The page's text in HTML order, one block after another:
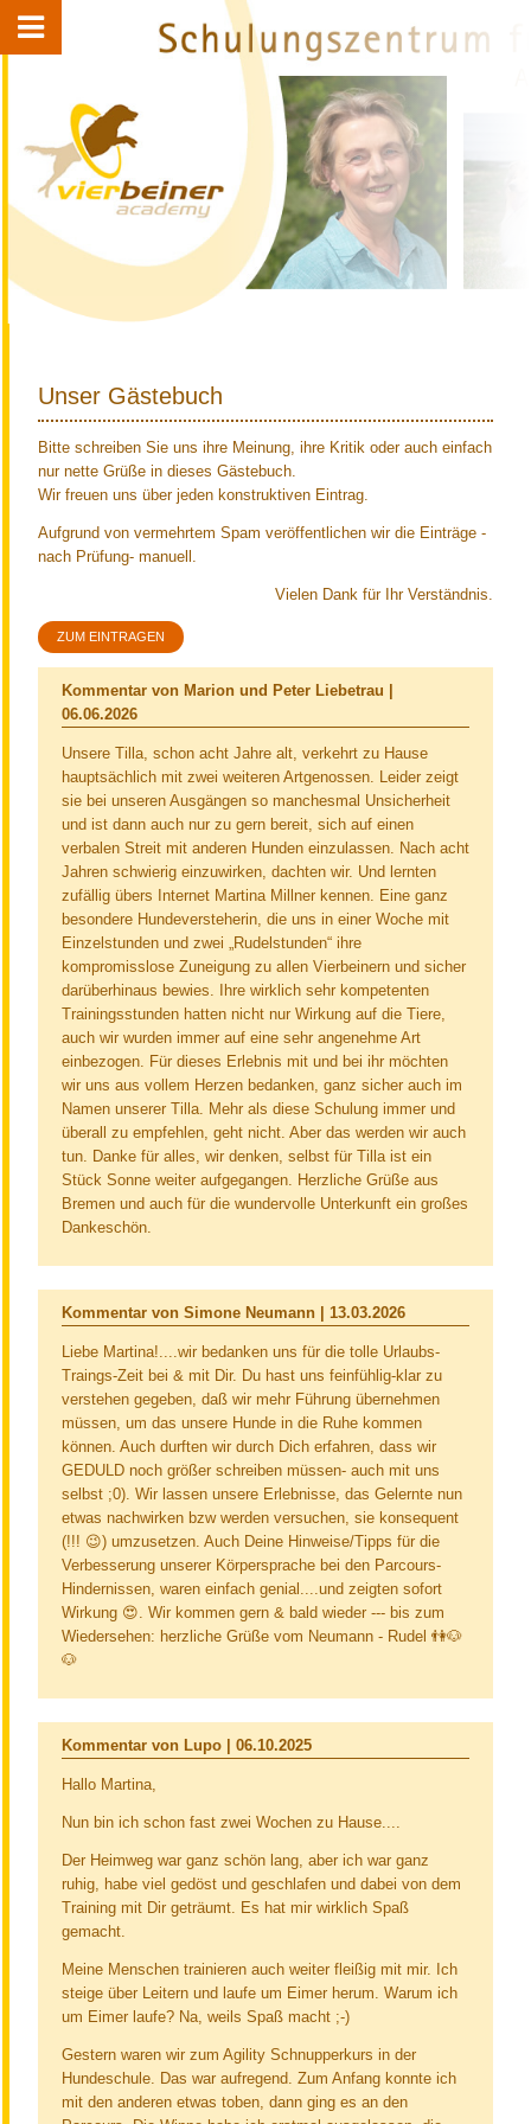
Unser Gästebuch
Bitte schreiben Sie uns ihre Meinung, ihre Kritik oder auch einfach
nur nette Grüße in dieses Gästebuch.
Wir freuen uns über jeden konstruktiven Eintrag.
Aufgrund von vermehrtem Spam veröffentlichen wir die Einträge -
nach Prüfung- manuell.
Vielen Dank für Ihr Verständnis.
ZUM EINTRAGEN
Kommentar von Marion und Peter Liebetrau |
06.06.2026
Unsere Tilla, schon acht Jahre alt, verkehrt zu Hause
hauptsächlich mit zwei weiteren Artgenossen. Leider zeigt
sie bei unseren Ausgängen so manchesmal Unsicherheit
und ist dann auch nur zu gern bereit, sich auf einen
verbalen Streit mit anderen Hunden einzulassen. Nach acht
Jahren schwierig einzuwirken, dachten wir. Und lernten
zufällig übers Internet Martina Millner kennen. Eine ganz
besondere Hundeversteherin, die uns in einer Woche mit
Einzelstunden und zwei „Rudelstunden“ ihre
kompromisslose Zuneigung zu allen Vierbeinern und sicher
darüberhinaus bewies. Ihre wirklich sehr kompetenten
Trainingsstunden hatten nicht nur Wirkung auf die Tiere,
auch wir wurden immer auf eine sehr angenehme Art
einbezogen. Für dieses Erlebnis mit und bei ihr möchten
wir uns aus vollem Herzen bedanken, ganz sicher auch im
Namen unserer Tilla. Mehr als diese Schulung immer und
überall zu empfehlen, geht nicht. Aber das werden wir auch
tun. Danke für alles, wir denken, selbst für Tilla ist ein
Stück Sonne weiter aufgegangen. Herzliche Grüße aus
Bremen und auch für die wundervolle Unterkunft ein großes
Dankeschön.
Kommentar von Simone Neumann | 13.03.2026
Liebe Martina!....wir bedanken uns für die tolle Urlaubs-
Traings-Zeit bei & mit Dir. Du hast uns feinfühlig-klar zu
verstehen gegeben, daß wir mehr Führung übernehmen
müssen, um das unsere Hunde in die Ruhe kommen
können. Auch durften wir durch Dich erfahren, dass wir
GEDULD noch größer schreiben müssen- auch mit uns
selbst ;0). Wir lassen unsere Erlebnisse, das Gelernte nun
etwas nachwirken bzw werden versuchen, sie konsequent
(!!! 😉) umzusetzen. Auch Deine Hinweise/Tipps für die
Verbesserung unserer Körpersprache bei den Parcours-
Hindernissen, waren einfach genial....und zeigten sofort
Wirkung 😍. Wir kommen gern & bald wieder --- bis zum
Wiedersehen: herzliche Grüße vom Neumann - Rudel 👫🐶
🐶
Kommentar von Lupo | 06.10.2025
Hallo Martina,
Nun bin ich schon fast zwei Wochen zu Hause....
Der Heimweg war ganz schön lang, aber ich war ganz
ruhig, habe viel gedöst und geschlafen und dabei von dem
Training mit Dir geträumt. Es hat mir wirklich Spaß
gemacht.
Meine Menschen trainieren auch weiter fleißig mit mir. Ich
steige über Leitern und laufe um Eimer herum. Warum ich
um Eimer laufe? Na, weils Spaß macht ;-)
Gestern waren wir zum Agility Schnupperkurs in der
Hundeschule. Das war aufregend. Zum Anfang konnte ich
mit den anderen etwas toben, dann ging es an den